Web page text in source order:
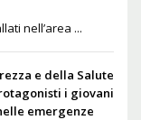
nell’area ...
e della Salute
i giovani
emergenze